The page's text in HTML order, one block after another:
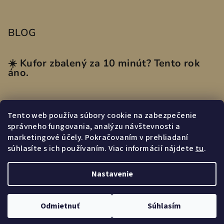
Tento web používa súbory cookie na zabezpečenie
správneho fungovania, analýzu návštevnosti a
marketingové účely. Pokračovaním v prehliadaní
súhlasíte s ich používaním. Viac informácií nájdete tu.
Nastavenie
Odmietnuť Súhlasím
BLOG
☀️ Kufor zbalený za 10 minút? Tento rok
áno.
Prijímame online platby
miasmi.sk. Všetky práva vyhradené.
Vytvoril Shoptet